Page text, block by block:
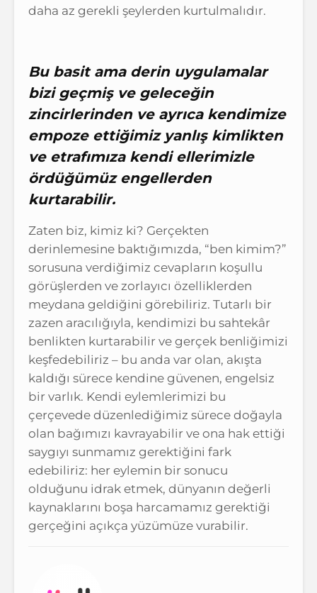
daha az gerekli şeylerden kurtulmalıdır.
Bu basit ama derin uygulamalar
bizi geçmiş ve geleceğin
zincirlerinden ve ayrıca kendimize
empoze ettiğimiz yanlış kimlikten
ve etrafımıza kendi ellerimizle
ördüğümüz engellerden
kurtarabilir.
Zaten biz, kimiz ki? Gerçekten
derinlemesine baktığımızda, “ben kimim?”
sorusuna verdiğimiz cevapların koşullu
görüşlerden ve zorlayıcı özelliklerden
meydana geldiğini görebiliriz. Tutarlı bir
zazen aracılığıyla, kendimizi bu sahtekâr
benlikten kurtarabilir ve gerçek benliğimizi
keşfedebiliriz – bu anda var olan, akışta
kaldığı sürece kendine güvenen, engelsiz
bir varlık. Kendi eylemlerimizi bu
çerçevede düzenlediğimiz sürece doğayla
olan bağımızı kavrayabilir ve ona hak ettiği
saygıyı sunmamız gerektiğini fark
edebiliriz: her eylemin bir sonucu
olduğunu idrak etmek, dünyanın değerli
kaynaklarını boşa harcamamız gerektiği
gerçeğini açıkça yüzümüze vurabilir.